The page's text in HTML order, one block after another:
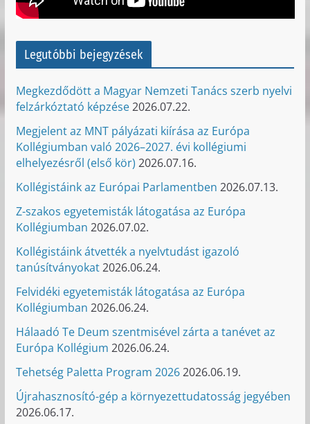
Legutóbbi bejegyzések
Megkezdődött a Magyar Nemzeti Tanács szerb nyelvi
felzárkóztató képzése2026.07.22.
Megjelent az MNT pályázati kiírása az Európa
Kollégiumban való 2026–2027. évi kollégiumi
elhelyezésről (első kör) 2026.07.16.
Kollégistáink az Európai Parlamentben 2026.07.13.
Z-szakos egyetemisták látogatása az Európa
Kollégiumban 2026.07.02.
Kollégistáink átvették a nyelvtudást igazoló
tanúsítványokat2026.06.24.
Felvidéki egyetemisták látogatása az Európa
Kollégiumban 2026.06.24.
Hálaadó Te Deum szentmisével zárta a tanévet az
Európa Kollégium 2026.06.24.
Tehetség Paletta Program 20262026.06.19.
Újrahasznosító-gép a környezettudatosság jegyében
2026.06.17.